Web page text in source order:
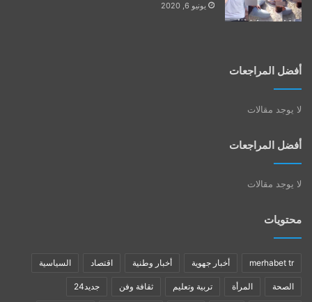
يونيو 6, 2020
أفضل المراجعات
لا يوجد مقالات
أفضل المراجعات
لا يوجد مقالات
محتويات
merhabet tr أخبار جهوية أخبار وطنية اقتصاد السياسية
الصحة المرأة تربية وتعليم ثقافة وفن جديد24